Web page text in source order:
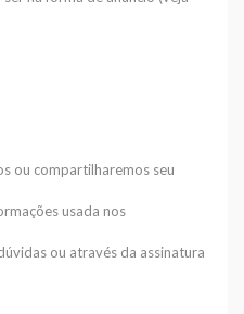
ou compartilharemos seu
usada nos
ou através da assinatura